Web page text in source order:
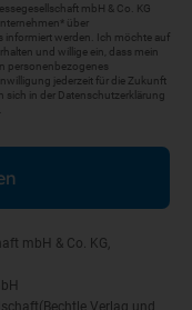
mbH & Co. KG
über
informiert werden. Ich möchte auf
und willige ein, dass mein
personenbezogenes
jederzeit für die Zukunft
sich in der Datenschutzerklärung
mbH & Co. KG,
Verlag und